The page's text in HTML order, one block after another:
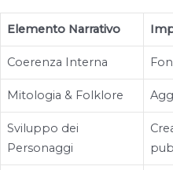
Elemento Narrativo
Coerenza Interna
Mitologia & Folklore
Sviluppo dei
Personaggi